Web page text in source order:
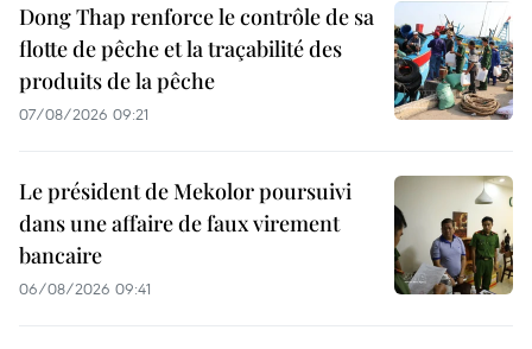
Dong Thap renforce le contrôle de sa
flotte de pêche et la traçabilité des
produits de la pêche
07/08/2026 09:21
Le président de Mekolor poursuivi
dans une affaire de faux virement
bancaire
06/08/2026 09:41